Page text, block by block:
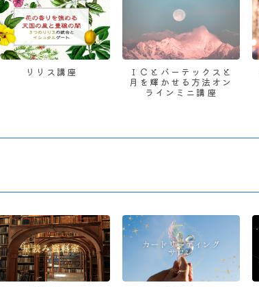
リリス講座
ＩＣとバーテックスと
月を輝かせる方法オン
ラインミニ講座